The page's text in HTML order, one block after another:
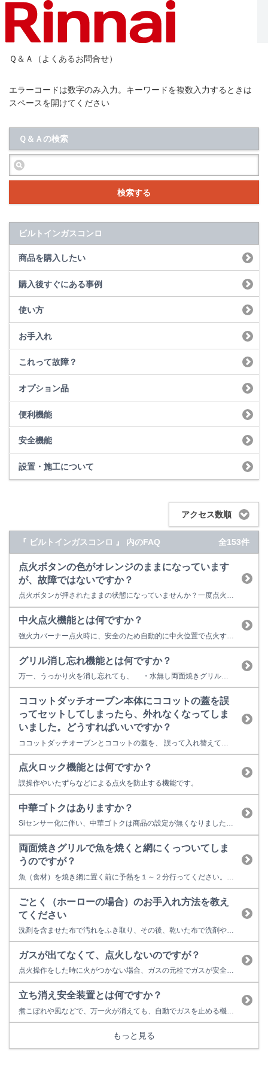
Ｑ＆Ａ（よくあるお問合せ）
エラーコードは数字のみ入力。キーワードを複数入力するときは
スペースを開けてください
Ｑ＆Ａの検索
検索する
ビルトインガスコンロ
商品を購入したい
購入後すぐにある事例
使い方
お手入れ
これって故障？
オプション品
便利機能
安全機能
設置・施工について
アクセス数順
『 ビルトインガスコンロ 』 内のFAQ 全153件
点火ボタンの色がオレンジのままになっています
が、故障ではないですか？
点火ボタンが押されたままの状態になっていませんか？一度点火ボタンを押して消火の位置に戻してください。ボタンを押したままの場合、ボタンの色がオレンジ色になるタイプもあります。
中火点火機能とは何ですか？
強火力バーナー点火時に、安全のため自動的に中火位置で点火する機能です。
グリル消し忘れ機能とは何ですか？
万一、うっかり火を消し忘れても、 ・水無し両面焼きグリルは 約15分 ・水無し、水有り片面焼きグリルは 約20分 で自動消火する機能です。
ココットダッチオーブン本体にココットの蓋を誤
ってセットしてしまったら、外れなくなってしま
いました。どうすればいいですか？
点火ロック機能とは何ですか？
誤操作やいたずらなどによる点火を防止する機能です。
中華ゴトクはありますか？
Siセンサー化に伴い、中華ゴトクは商品の設定が無くなりました。 これは、中華ゴトクを使用すると、鍋の底面の位置が高くなってしまい、それにより鍋底の温度を検知するセンサーが届かなくなってしまうためです。
両面焼きグリルで魚を焼くと網にくっついてしま
うのですが？
ごとく（ホーローの場合）のお手入れ方法を教え
てください
洗剤を含ませた布で汚れをふき取り、その後、乾いた布で洗剤や水気をふき取ってください。 ※洗剤は、台所用中性洗剤を薄めてお使いください。 汚れがひどいときは、 つけ置きした後、洗剤で丸洗いしてください。 それでも汚れが取れないときは、煮洗いするとさらに汚れが落としやすくなります。 1.水を入れた大きな鍋にごとくを入れ、30分程度加熱する。 2.水洗いし、水気をふき取る。
ガスが出てなくて、点火しないのですが？
点火操作をした時に火がつかない場合、ガスの元栓でガスが安全遮断されていることが考えられます。ガスの臭いがしない時は、ガス元栓のコックの開け閉めを２～３回試してください。この作業によりガス栓が開きますので、再度ガス機器の点火操作を試してみてください。
立ち消え安全装置とは何ですか？
煮こぼれや風などで、万一火が消えても、自動でガスを止める機能です。
もっと見る